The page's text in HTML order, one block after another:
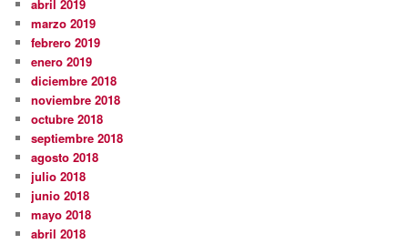
abril 2019
marzo 2019
febrero 2019
enero 2019
diciembre 2018
noviembre 2018
octubre 2018
septiembre 2018
agosto 2018
julio 2018
junio 2018
mayo 2018
abril 2018